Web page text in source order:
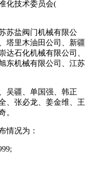
化技术委员会(
苏盐阀门机械有限公
塔里木油田公司、新疆
达石化机械有限公司、
东机械有限公司、江苏
吴疆、单国强、韩正
、张必龙、姜金维、王
。
情况为：